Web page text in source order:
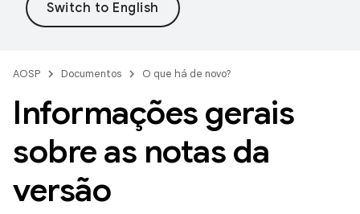
AOSP Documentos O que há de novo?
Informações gerais
sobre as notas da
versão